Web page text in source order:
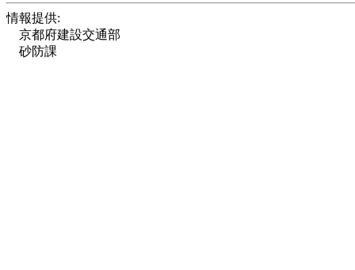
情報提供:
京都府建設交通部
砂防課